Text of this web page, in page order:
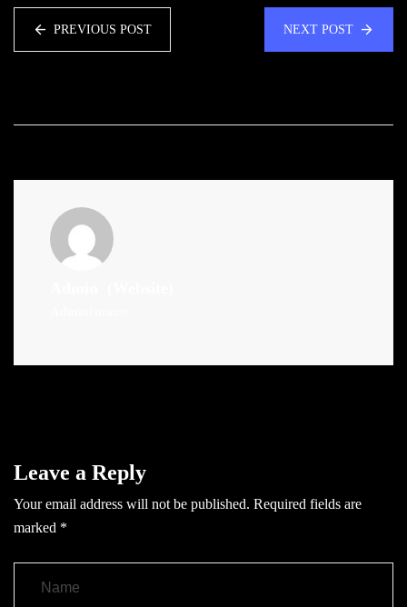
PREVIOUS POST NEXT POST
Leave a Reply
Your email address will not be published. Required fields are
marked *